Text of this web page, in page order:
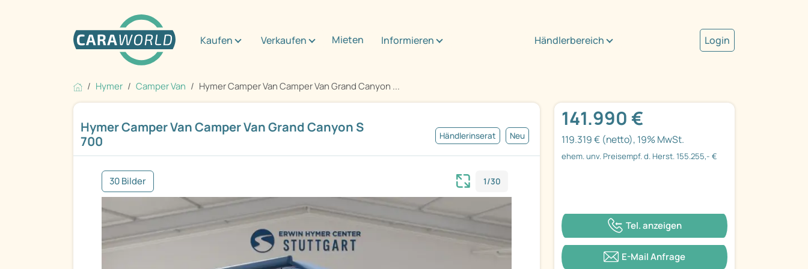
Kaufen Verkaufen Mieten Informieren Händlerbereich Login
Hymer Camper Van Hymer Camper Van Camper Van Grand Canyon ...
Hymer Camper Van Camper Van Grand Canyon S
700
Händlerinserat Neu
30 Bilder 1/30
141.990 €
119.319 € (netto), 19% MwSt.
ehem. unv. Preisempf. d. Herst. 155.255,- €
Tel. anzeigen
E-Mail Anfrage